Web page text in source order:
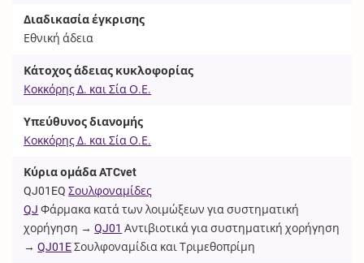
Διαδικασία έγκρισης
Εθνική άδεια
Κάτοχος άδειας κυκλοφορίας
Κοκκόρης Δ. και Σία Ο.Ε.
Υπεύθυνος διανομής
Κοκκόρης Δ. και Σία Ο.Ε.
Κύρια ομάδα ATCvet
QJ01EQ Σουλφοναμίδες
QJ Φάρμακα κατά των λοιμώξεων για συστηματική
χορήγηση →QJ01 Αντιβιοτικά για συστηματική χορήγηση
→QJ01EΣουλφοναμίδια και Τριμεθοπρίμη